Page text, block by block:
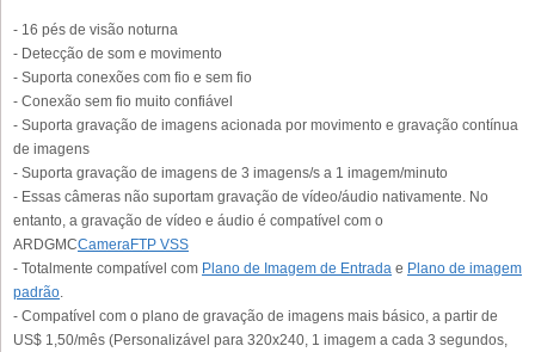
- 16 pés de visão noturna
- Detecção de som e movimento
- Suporta conexões com fio e sem fio
- Conexão sem fio muito confiável
- Suporta gravação de imagens acionada por movimento e gravação contínua
de imagens
- Suporta gravação de imagens de 3 imagens/s a 1 imagem/minuto
- Essas câmeras não suportam gravação de vídeo/áudio nativamente. No
entanto, a gravação de vídeo e áudio é compatível com o
ARDGMCCameraFTP VSS
- Totalmente compatível com Plano de Imagem de Entrada e Plano de imagem
padrão.
- Compatível com o plano de gravação de imagens mais básico, a partir de
US$ 1,50/mês (Personalizável para 320x240, 1 imagem a cada 3 segundos,